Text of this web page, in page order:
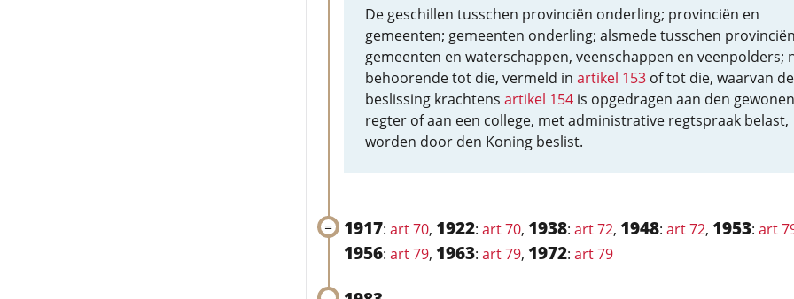
De geschillen tusschen provinciën onderling; provinciën en
gemeenten; gemeenten onderling; alsmede tusschen
gemeenten en waterschappen, veenschappen en veenpolders;
behoorende tot die, vermeld in artikel 153of tot die, waarvan de
beslissing krachtens artikel 154is opgedragen aan den gewonen
regter of aan een college, met administrative regtspraak belast,
worden door den Koning beslist.
1917: art 70, 1922: art 70, 1938: art 72, 1948: art 72, 1953: art
1956: art 79, 1963: art 79, 1972: art 79